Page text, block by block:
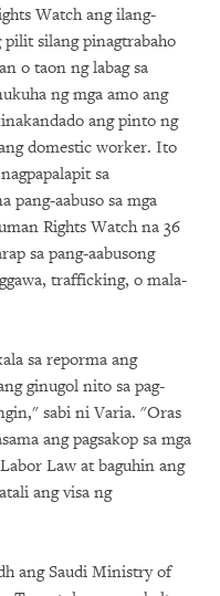
Watch ang ilang-
pilit silang pinagtrabaho
o taon ng labag sa
ng mga amo ang
ang pinto ng
domestic worker. Ito
sa
pang-aabuso sa mga
Rights Watch na 36
sa pang-aabusong
trafficking, o mala-
sa reporma ang
ginugol nito sa pag-
sabi ni Varia. "Oras
ang pagsakop sa mga
Law at baguhin ang
ang visa ng
ang Saudi Ministry of